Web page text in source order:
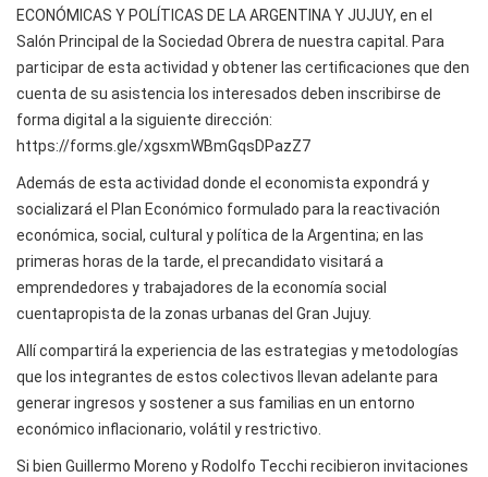
ECONÓMICAS Y POLÍTICAS DE LA ARGENTINA Y JUJUY, en el
Salón Principal de la Sociedad Obrera de nuestra capital. Para
participar de esta actividad y obtener las certificaciones que den
cuenta de su asistencia los interesados deben inscribirse de
forma digital a la siguiente dirección:
https://forms.gle/xgsxmWBmGqsDPazZ7
Además de esta actividad donde el economista expondrá y
socializará el Plan Económico formulado para la reactivación
económica, social, cultural y política de la Argentina; en las
primeras horas de la tarde, el precandidato visitará a
emprendedores y trabajadores de la economía social
cuentapropista de la zonas urbanas del Gran Jujuy.
Allí compartirá la experiencia de las estrategias y metodologías
que los integrantes de estos colectivos llevan adelante para
generar ingresos y sostener a sus familias en un entorno
económico inflacionario, volátil y restrictivo.
Si bien Guillermo Moreno y Rodolfo Tecchi recibieron invitaciones